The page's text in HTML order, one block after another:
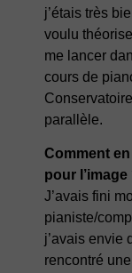
j’étais très
voulu
me lancer
cours de
parallèle.
Comment
pour l’image
J’avais fini
pianiste/
j’avais envie
rencontré